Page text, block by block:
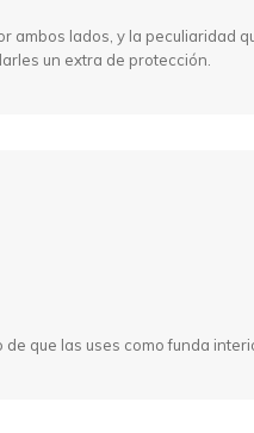
ambos lados, y la peculiaridad
un extra de protección.
que las uses como funda